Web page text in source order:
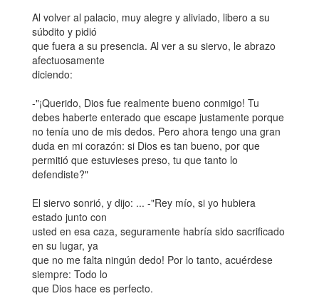
Al volver al palacio, muy alegre y aliviado, libero a su
súbdito y pidió
que fuera a su presencia. Al ver a su siervo, le abrazo
afectuosamente
diciendo:
-"¡Querido, Dios fue realmente bueno conmigo! Tu
debes haberte enterado que escape justamente porque
no tenía uno de mis dedos. Pero ahora tengo una gran
duda en mi corazón: si Dios es tan bueno, por que
permitió que estuvieses preso, tu que tanto lo
defendiste?"
El siervo sonrió, y dijo: ... -"Rey mío, si yo hubiera
estado junto con
usted en esa caza, seguramente habría sido sacrificado
en su lugar, ya
que no me falta ningún dedo! Por lo tanto, acuérdese
siempre: Todo lo
que Dios hace es perfecto.